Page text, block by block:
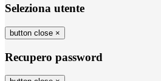
Seleziona utente
button close ×
Recupero password